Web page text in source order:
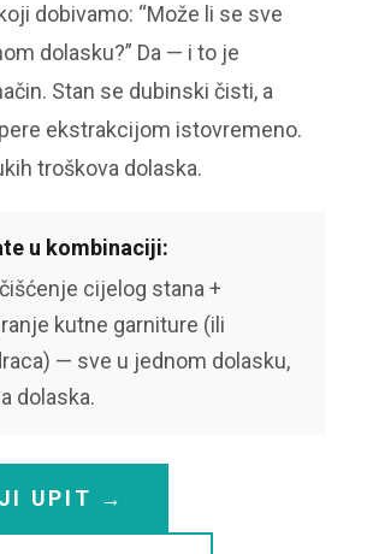
dobivamo: “Može li se sve
dolasku?” Da — i to je
Stan se dubinski čisti, a
ekstrakcijom istovremeno.
troškova dolaska.
u kombinaciji:
cijelog stana +
kutne garniture (ili
— sve u jednom dolasku,
dolaska.
UPIT →